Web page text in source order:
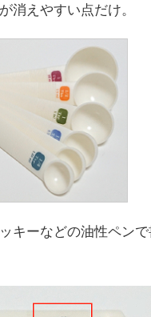
消えやすい点だけ。
キーなどの油性ペン